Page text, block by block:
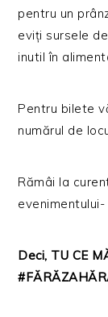
pentru un
eviți sursele
inutil în
Pentru bilete
numărul de
Rămâi la
evenimentului-
Deci, TU CE